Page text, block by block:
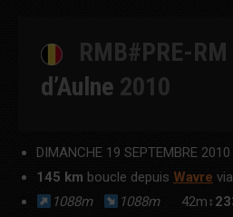
RMB#PRE-RM
d’Aulne 2010
DIMANCHE 19 SEPTEMBRE 2010
145 km boucle depuis Wavre via
1088m
1088m 42m↕